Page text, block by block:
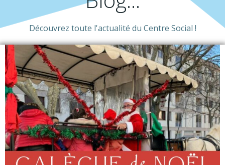
Découvrez toute l'actualité du Centre Social !